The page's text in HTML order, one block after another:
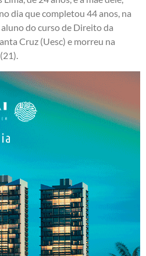
dia que completou 44 anos, na
do curso de Direito da
Cruz (Uesc) e morreu na